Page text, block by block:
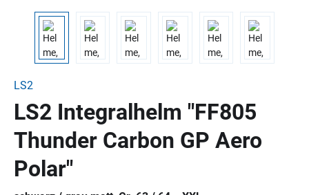
LS2
LS2 Integralhelm "FF805
Thunder Carbon GP Aero
Polar"